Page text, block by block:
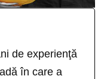
de experienţă
în care a